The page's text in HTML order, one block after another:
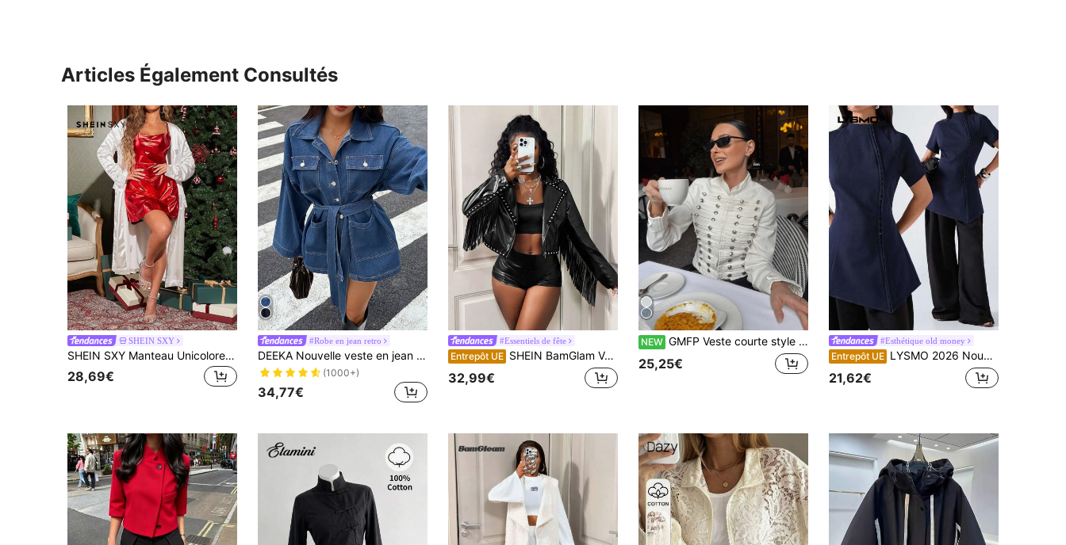
Articles Également Consultés
SHEIN SXY
SHEIN SXY Manteau Unicolore Ouvert
28,69€
#Robe en jean retro
DEEKA Nouvelle veste en jean ample à taille cintrée et col à revers pour femmes grande taille, top simple boutonnage pour l'automne et le printemps
(1000+)
34,77€
#Essentiels de fête
Entrepôt UE SHEIN BamGlam Veste courte en PU à perles et à franges style punk
32,99€
NEW GMFP Veste courte style militaire blanche à col montant et boutons pour femmes, pièce de tenue pour femmes pour rassemblements quotidiens, Y2K, rentrée scolaire, saison de remise des diplômes, top pour Halloween et Noël
25,25€
#Esthétique old money
Entrepôt UE LYSMO 2026 Nouvelle Arrivée Minimalisme Printemps/Été Veste Décontractée Fine à Manches Courtes Col Droit Boutons Avant Couleur Unie pour Femmes
21,62€